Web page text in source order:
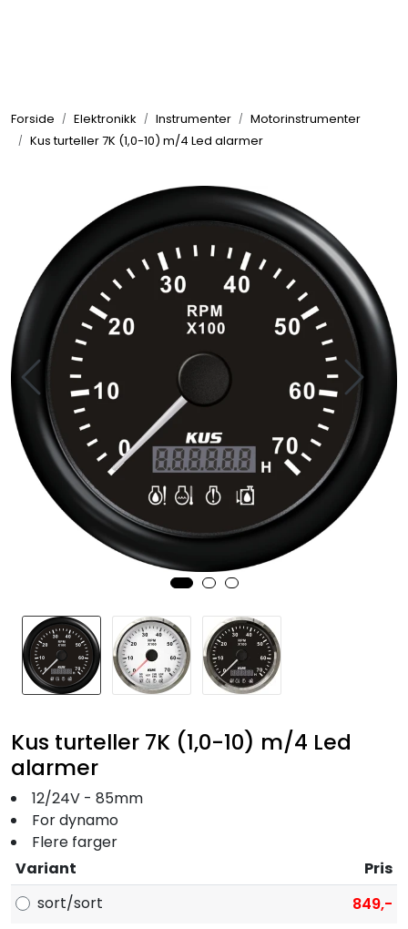
Forside Elektronikk Instrumenter
Motorinstrumenter
Kus turteller 7K (1,0-10) m/4 Led alarmer
Kus turteller 7K (1,0-10) m/4 Led
alarmer
12/24V - 85mm
For dynamo
Flere farger
Variant
Pris
sort/sort
849,-
Elektrisk
Bygg/Innredning
Komfort
VVS
Motor/Styring
Fortøyning
Fritid/Sikkerhet
Båtpleie/Opplag
Nyheter